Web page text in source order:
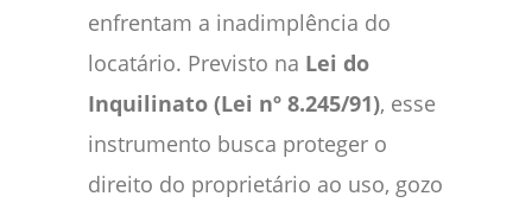
enfrentam a inadimplência do
locatário. Previsto na Lei do
Inquilinato (Lei nº 8.245/91), esse
instrumento busca proteger o
direito do proprietário ao uso, gozo